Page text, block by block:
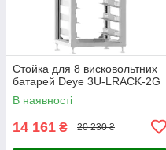
Стойка для 8 висковольтних
батарей Deye 3U-LRACK-2G
В наявності
14 161 ₴ 20 230 ₴